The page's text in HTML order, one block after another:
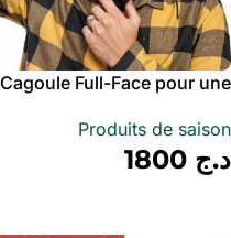
Cagoule Full-Face pour une
visage noir V2 – قناع وجه
كامل
Produits de saison
د.ج